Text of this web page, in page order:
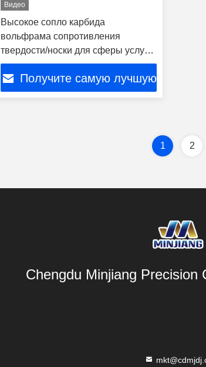
Видео
Высокое сопло карбида
вольфрама сопротивления
твердости/носки для сферы услуг
масла
Получите самую лучшую
1 2
Chengdu Minjiang Precision